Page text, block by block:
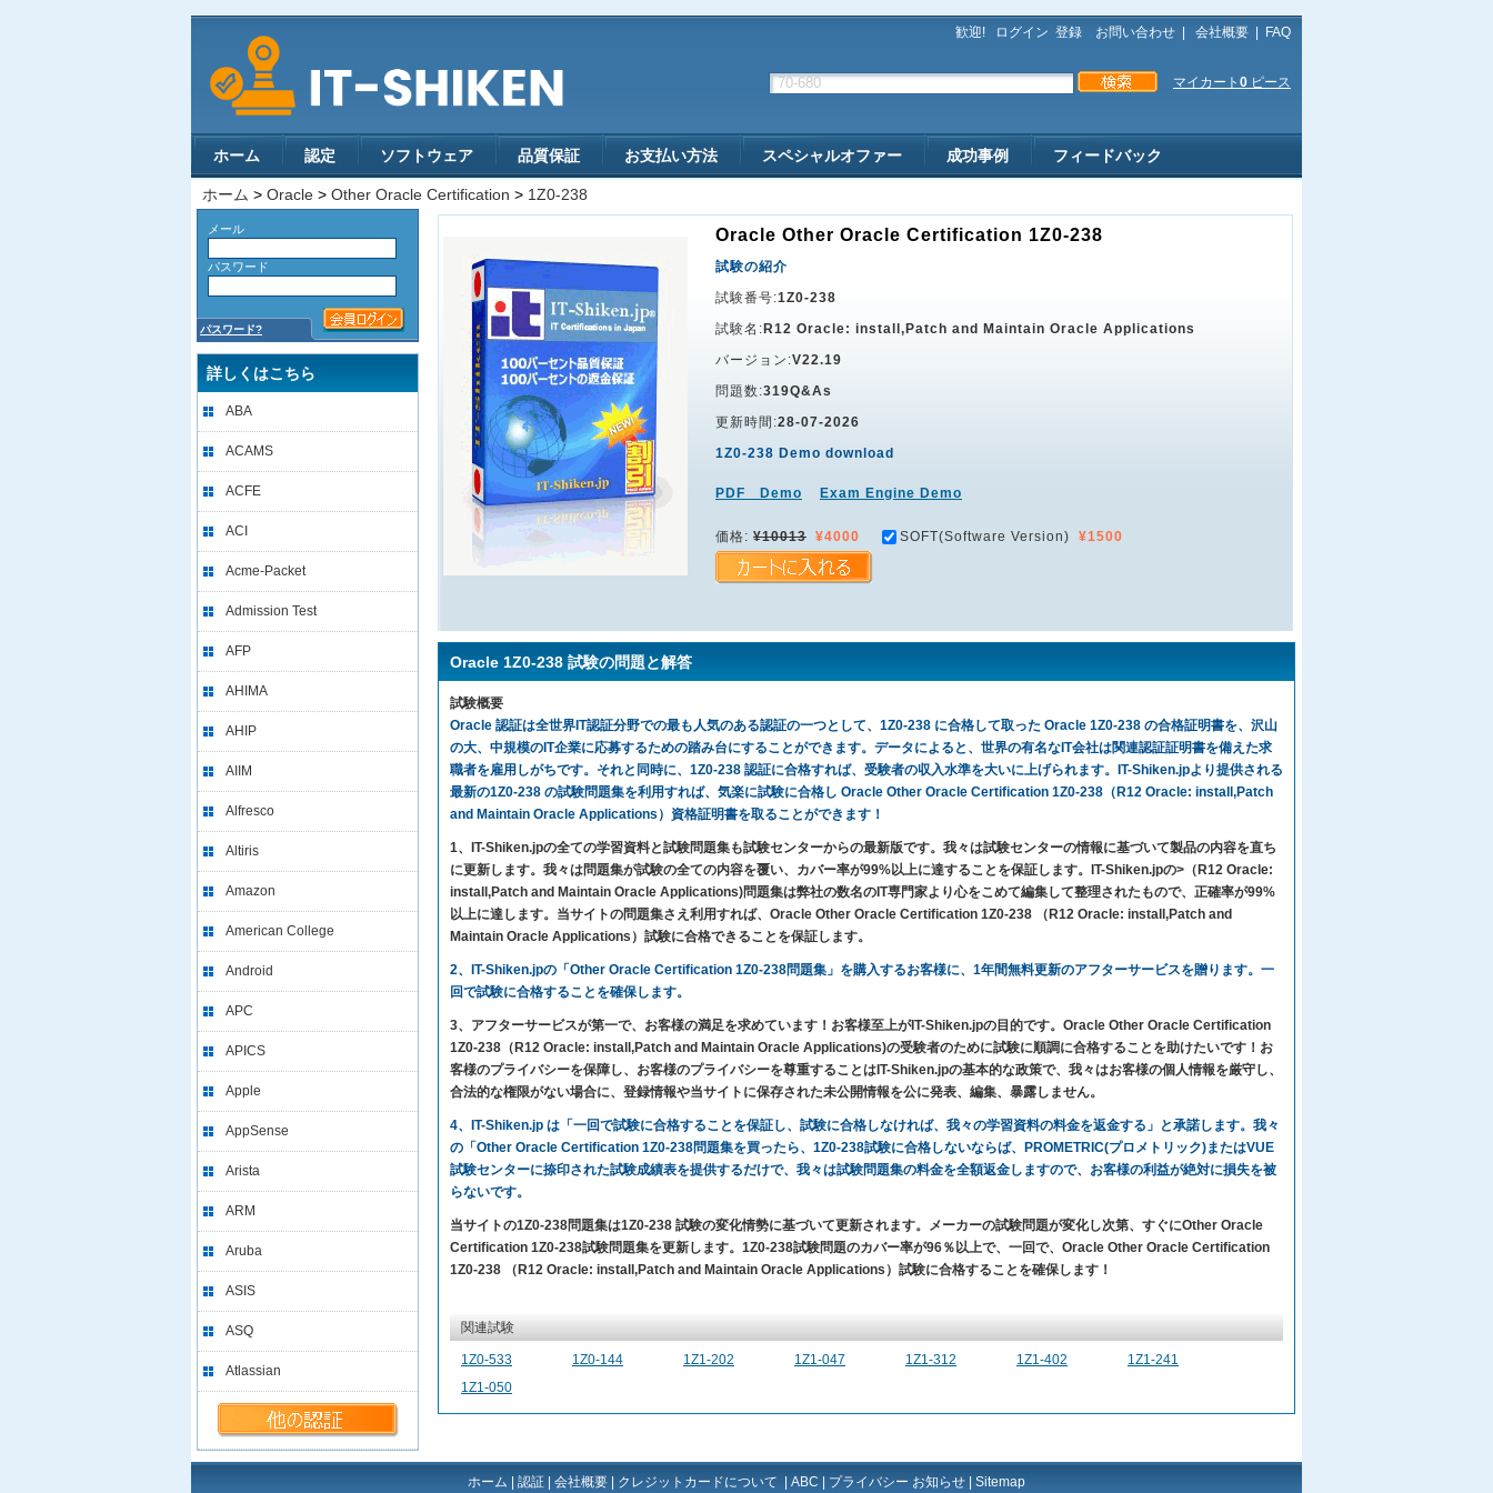
歓迎! ログイン 登録 お問い合わせ 会社概要 FAQ
マイカート 0 ピース
ホーム 認定 ソフトウェア 品質保証 お支払い方法 スペシャルオファー 成功事例 フィードバック
ホーム > Oracle > Other Oracle Certification > 1Z0-238
メール
パスワード
パスワード?
詳しくはこちら
ABA
ACAMS
ACFE
ACI
Acme-Packet
Admission Test
AFP
AHIMA
AHIP
AIIM
Alfresco
Altiris
Amazon
American College
Android
APC
APICS
Apple
AppSense
Arista
ARM
Aruba
ASIS
ASQ
Atlassian
Oracle Other Oracle Certification 1Z0-238
試験の紹介
試験番号:1Z0-238
試験名: R12 Oracle: install,Patch and Maintain Oracle Applications
バージョン:V22.19
問題数:319Q&As
更新時間:28-07-2026
1Z0-238 Demo download
PDF Demo Exam Engine Demo
価格: ¥10013 ¥4000 SOFT(Software Version) ¥1500
Oracle 1Z0-238 試験の問題と解答
試験概要
Oracle 認証は全世界IT認証分野での最も人気のある認証の一つとして、1Z0-238 に合格して取った Oracle 1Z0-238 の合格証明書を、沢山
の大、中規模のIT企業に応募するための踏み台にすることができます。データによると、世界の有名なIT会社は関連認証証明書を備えた求
職者を雇用しがちです。それと同時に、1Z0-238 認証に合格すれば、受験者の収入水準を大いに上げられます。IT-Shiken.jpより提供される
最新の1Z0-238 の試験問題集を利用すれば、気楽に試験に合格し Oracle Other Oracle Certification 1Z0-238（R12 Oracle: install,Patch
and Maintain Oracle Applications）資格証明書を取ることができます！
1、IT-Shiken.jpの全ての学習資料と試験問題集も試験センターからの最新版です。我々は試験センターの情報に基づいて製品の内容を直ち
に更新します。我々は問題集が試験の全ての内容を覆い、カバー率が99%以上に達することを保証します。IT-Shiken.jpの>（R12 Oracle:
install,Patch and Maintain Oracle Applications)問題集は弊社の数名のIT専門家より心をこめて編集して整理されたもので、正確率が99%
以上に達します。当サイトの問題集さえ利用すれば、Oracle Other Oracle Certification 1Z0-238 （R12 Oracle: install,Patch and
Maintain Oracle Applications）試験に合格できることを保証します。
2、IT-Shiken.jpの「Other Oracle Certification 1Z0-238問題集」を購入するお客様に、1年間無料更新のアフターサービスを贈ります。一
回で試験に合格することを確保します。
3、アフターサービスが第一で、お客様の満足を求めています！お客様至上がIT-Shiken.jpの目的です。Oracle Other Oracle Certification
1Z0-238（R12 Oracle: install,Patch and Maintain Oracle Applications)の受験者のために試験に順調に合格することを助けたいです！お
客様のプライバシーを保障し、お客様のプライバシーを尊重することはIT-Shiken.jpの基本的な政策で、我々はお客様の個人情報を厳守し、
合法的な権限がない場合に、登録情報や当サイトに保存された未公開情報を公に発表、編集、暴露しません。
4、IT-Shiken.jp は「一回で試験に合格することを保証し、試験に合格しなければ、我々の学習資料の料金を返金する」と承諾します。我々
の「Other Oracle Certification 1Z0-238問題集を買ったら、1Z0-238試験に合格しないならば、PROMETRIC(プロメトリック)またはVUE
試験センターに捺印された試験成績表を提供するだけで、我々は試験問題集の料金を全額返金しますので、お客様の利益が絶対に損失を被
らないです。
当サイトの1Z0-238問題集は1Z0-238 試験の変化情勢に基づいて更新されます。メーカーの試験問題が変化し次第、すぐにOther Oracle
Certification 1Z0-238試験問題集を更新します。1Z0-238試験問題のカバー率が96％以上で、一回で、Oracle Other Oracle Certification
1Z0-238 （R12 Oracle: install,Patch and Maintain Oracle Applications）試験に合格することを確保します！
関連試験
1Z0-533 1Z0-144 1Z1-202 1Z1-047 1Z1-312 1Z1-402
1Z1-241
1Z1-050
ホーム 認証 会社概要 クレジットカードについて ABC プライバシー お知らせ Sitemap